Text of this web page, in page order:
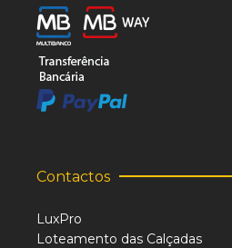
Contactos
LuxPro
Loteamento das Calçadas